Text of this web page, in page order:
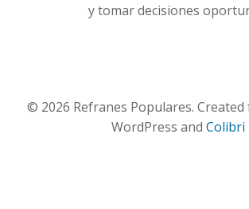
y tomar decisiones
© 2026 Refranes Populares.
WordPress and Colibri